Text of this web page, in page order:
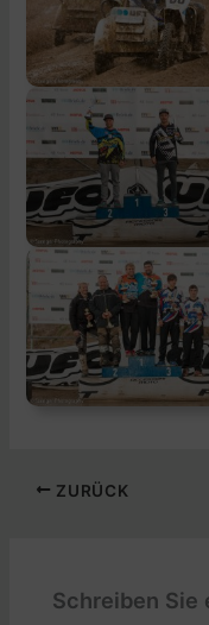
ZURÜCK
Schreiben Sie